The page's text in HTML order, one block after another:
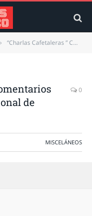
“Charlas Cafetaleras ” Comentarios dela 24ª Asamblea Nacional de Productores de Café
de
0
MISCELÁNEOS